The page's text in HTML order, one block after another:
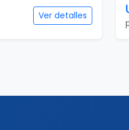
Ver detalles